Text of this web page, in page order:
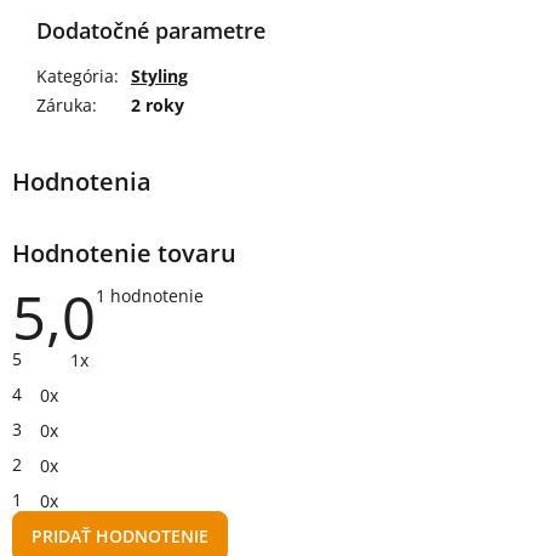
Dodatočné parametre
Kategória: Styling
Záruka: 2 roky
Hodnotenie tovaru
5,0Priemerné
1 hodnotenie
5
1x
4
0x
3
0x
2
0x
1
0x
PRIDAŤ HODNOTENIE